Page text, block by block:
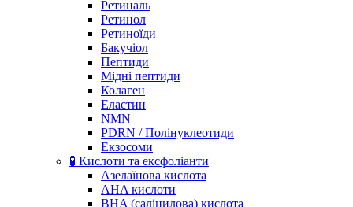
Ретиналь
Ретинол
Ретиноїди
Бакучіол
Пептиди
Мідні пептиди
Колаген
Еластин
NMN
PDRN / Полінуклеотиди
Екзосоми
🧪 Кислоти та ексфоліанти
Азелаїнова кислота
AHA кислоти
BHA (саліцилова) кислота